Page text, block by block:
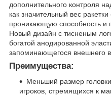
дополнительного контроля
как значительный вес
проникающую способность и
Новый дизайн с тисненым
богатой анодированной
запоминающегося внешнего
Преимущества:
Меньший размер
игроков, стремящихся к